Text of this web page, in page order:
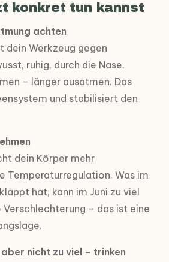
konkret tun kannst
achten
dein Werkzeug gegen
ruhig, durch die Nase.
– länger ausatmen. Das
und stabilisiert den
dein Körper mehr
Temperaturregulation. Was im
hat, kann im Juni zu viel
Verschlechterung – das ist eine
nicht zu viel – trinken